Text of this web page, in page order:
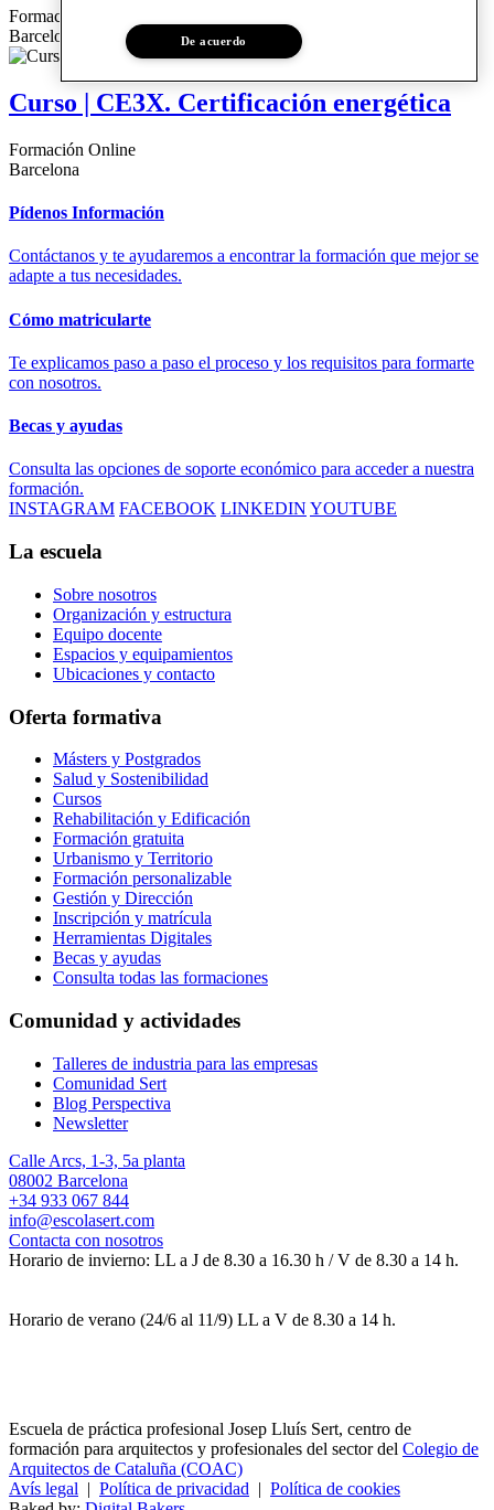
Formación Online
Barcelona
Curso | CE3X. Certificación energética
Formación Online
Barcelona
Pídenos Información
Contáctanos y te ayudaremos a encontrar la formación que mejor se
adapte a tus necesidades.
Cómo matricularte
Te explicamos paso a paso el proceso y los requisitos para formarte
con nosotros.
Becas y ayudas
Consulta las opciones de soporte económico para acceder a nuestra
formación.
INSTAGRAM FACEBOOK LINKEDIN YOUTUBE
La escuela
Sobre nosotros
Organización y estructura
Equipo docente
Espacios y equipamientos
Ubicaciones y contacto
Oferta formativa
Másters y Postgrados
Salud y Sostenibilidad
Cursos
Rehabilitación y Edificación
Formación gratuita
Urbanismo y Territorio
Formación personalizable
Gestión y Dirección
Inscripción y matrícula
Herramientas Digitales
Becas y ayudas
Consulta todas las formaciones
Comunidad y actividades
Talleres de industria para las empresas
Comunidad Sert
Blog Perspectiva
Newsletter
Calle Arcs, 1-3, 5a planta
08002 Barcelona
+34 933 067 844
info@escolasert.com
Contacta con nosotros
Horario de invierno: LL a J de 8.30 a 16.30 h / V de 8.30 a 14 h.
Horario de verano (24/6 al 11/9) LL a V de 8.30 a 14 h.
Escuela de práctica profesional Josep Lluís Sert, centro de
formación para arquitectos y profesionales del sector del Colegio de
Arquitectos de Cataluña (COAC)
Avís legal | Política de privacidad | Política de cookies
De acuerdo